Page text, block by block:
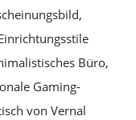
Büro,
Gaming-
von Vernal